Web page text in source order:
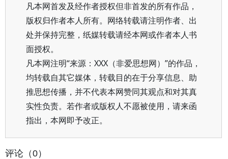
凡本网首发及经作者授权但非首发的所有作品，
版权归作者本人所有。网络转载请注明作者、出
处并保持完整，纸媒转载请经本网或作者本人书
面授权。
凡本网注明“来源：XXX（非爱思想网）”的作品，
均转载自其它媒体，转载目的在于分享信息、助
推思想传播，并不代表本网赞同其观点和对其真
实性负责。若作者或版权人不愿被使用，请来函
指出，本网即予改正。
评论（0）